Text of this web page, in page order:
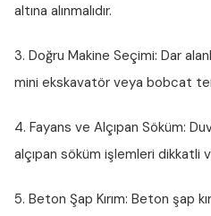
altına alınmalıdır.
3. Doğru Makine Seçimi: Dar
mini ekskavatör veya bobcat
4. Fayans ve Alçıpan Söküm:
alçıpan söküm işlemleri dikkatli
5. Beton Şap Kırım: Beton şap